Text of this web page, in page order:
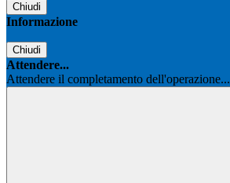
Chiudi
Informazione
Chiudi
Attendere...
Attendere il completamento dell'operazione...